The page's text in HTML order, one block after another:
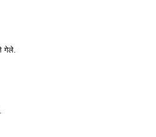
गेले.